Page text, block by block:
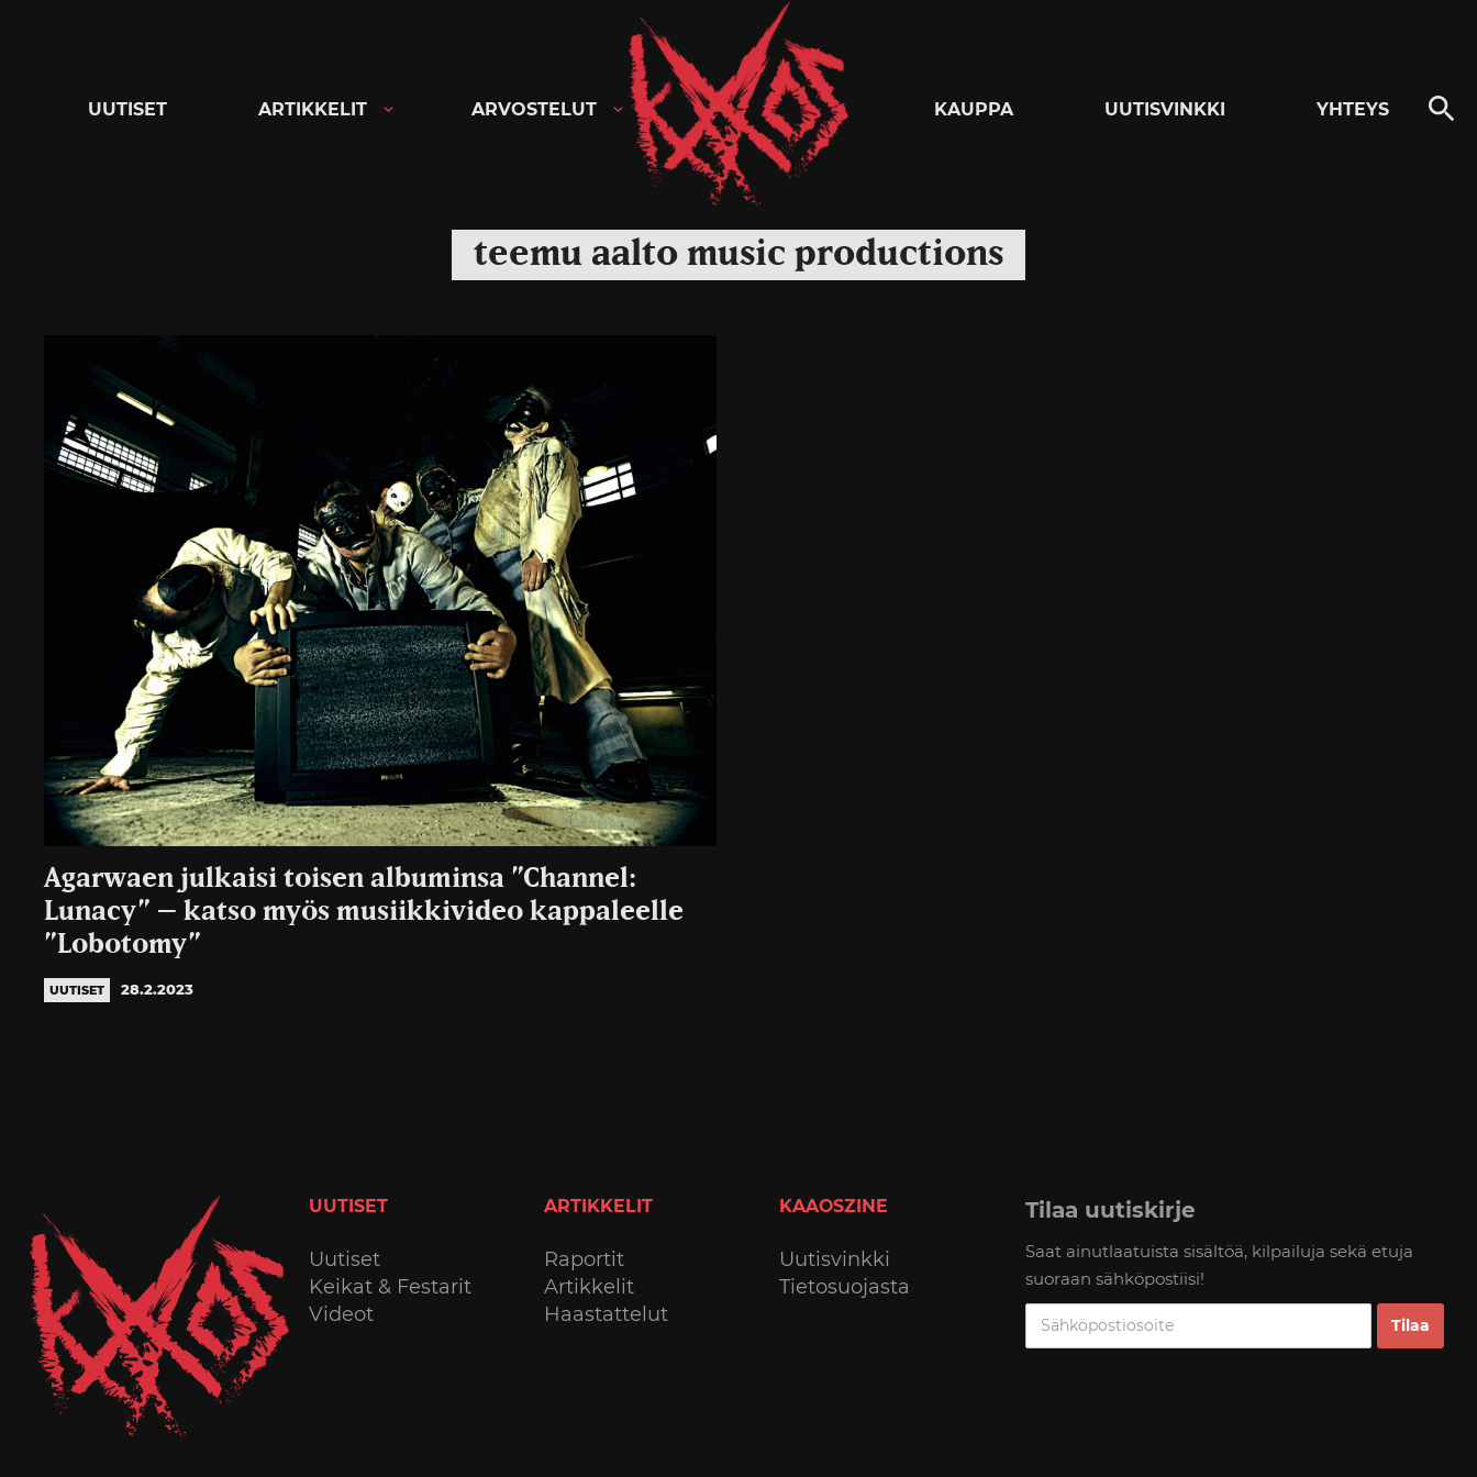
Kaaoszine
UUTISET ARTIKKELIT ARVOSTELUT KAUPPA UUTISVINKKI YHTEYS
teemu aalto music productions
Agarwaen julkaisi toisen albuminsa ”Channel:
Lunacy” – katso myös musiikkivideo kappaleelle
”Lobotomy”
UUTISET 28.2.2023
UUTISET
Uutiset
Keikat & Festarit
Videot
ARTIKKELIT
Raportit
Artikkelit
Haastattelut
KAAOSZINE
Uutisvinkki
Tietosuojasta
Tilaa uutiskirje
Saat ainutlaatuista sisältöä, kilpailuja sekä etuja
suoraan sähköpostiisi!